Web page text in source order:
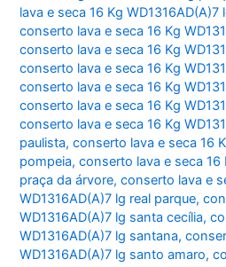
lava e seca 16 Kg
conserto lava e seca 16 Kg
conserto lava e seca 16 Kg
conserto lava e seca 16 Kg
conserto lava e seca 16 Kg
conserto lava e seca 16 Kg
conserto lava e seca 16 Kg
paulista,conserto lava e seca 16
pompeia,conserto lava e seca 16
praça da árvore,conserto lava e
WD1316AD(A)7 lg real parque,
WD1316AD(A)7 lg santa cecília,
WD1316AD(A)7 lg santana,
WD1316AD(A)7 lg santo amaro,